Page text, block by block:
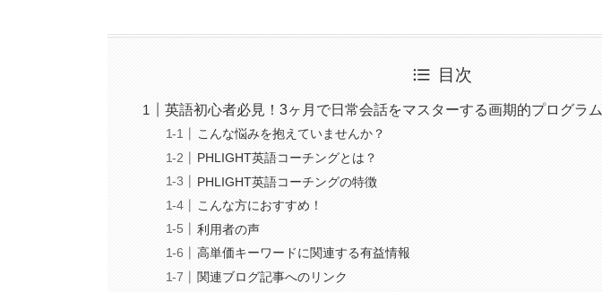
目次
英語初心者必見！3ヶ月で日常会話をマスターする画期的プログラム
こんな悩みを抱えていませんか？
PHLIGHT英語コーチングとは？
PHLIGHT英語コーチングの特徴
こんな方におすすめ！
利用者の声
高単価キーワードに関連する有益情報
関連ブログ記事へのリンク